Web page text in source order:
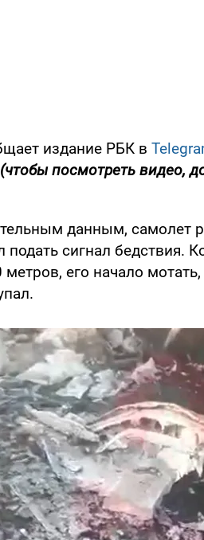
издание РБК в
(чтобы посмотреть видео,
данным, самолет
подать сигнал бедствия.
его начало